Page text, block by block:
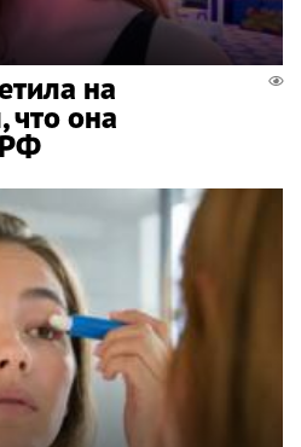
на
что она
РФ